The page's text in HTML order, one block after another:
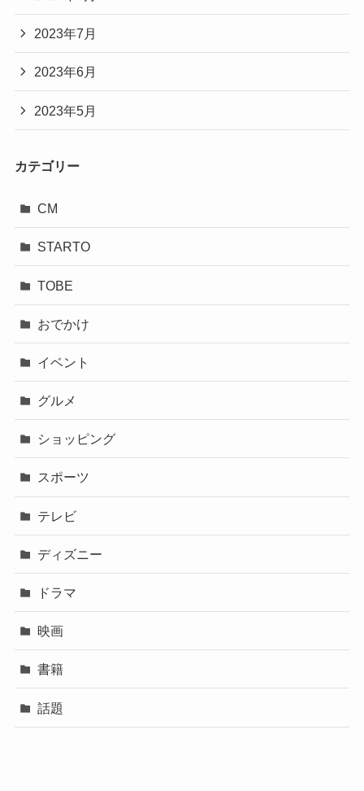
2023年7月
2023年6月
2023年5月
カテゴリー
CM
STARTO
TOBE
おでかけ
イベント
グルメ
ショッピング
スポーツ
テレビ
ディズニー
ドラマ
映画
書籍
話題